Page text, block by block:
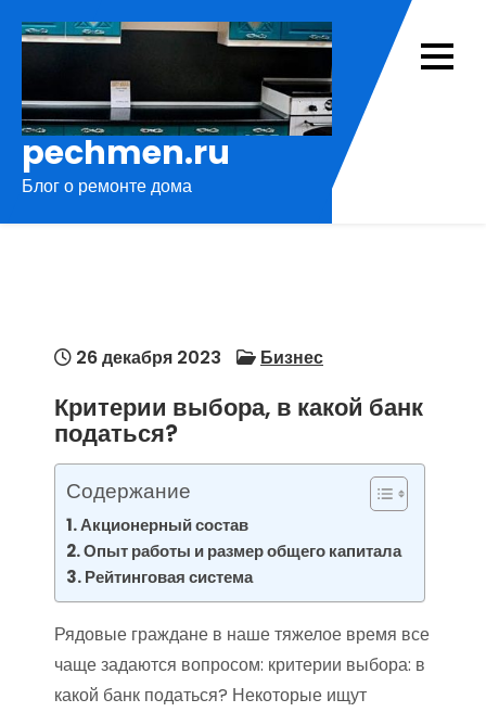
pechmen.ru
Блог о ремонте дома
26 декабря 2023 Бизнес
Критерии выбора, в какой банк
податься?
Содержание
Акционерный состав
Опыт работы и размер общего капитала
Рейтинговая система
Рядовые граждане в наше тяжелое время все
чаще задаются вопросом: критерии выбора: в
какой банк податься? Некоторые ищут